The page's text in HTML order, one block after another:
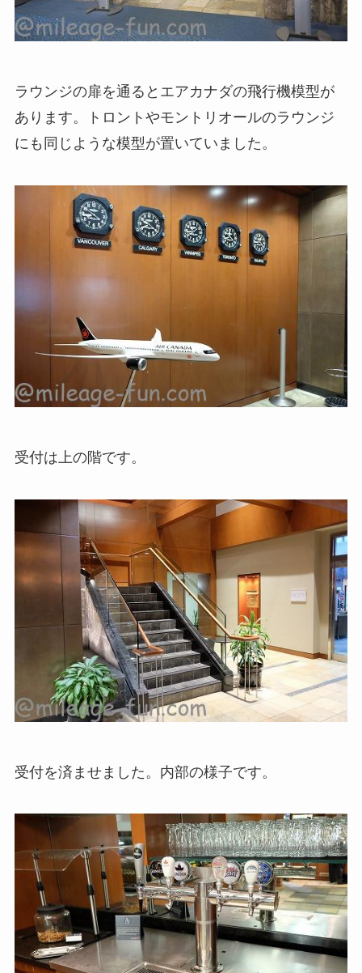
ラウンジの扉を通るとエアカナダの飛行機模型が
あります。トロントやモントリオールのラウンジ
にも同じような模型が置いていました。
受付は上の階です。
受付を済ませました。内部の様子です。